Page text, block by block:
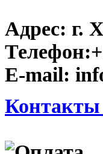
Адрес: г.
Телефон:
E-mail:
Контакты